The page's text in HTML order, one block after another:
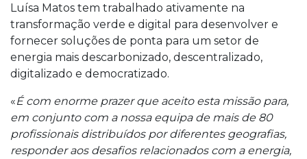
Luísa Matos tem trabalhado ativamente na
transformação verde e digital para desenvolver e
fornecer soluções de ponta para um setor de
energia mais descarbonizado, descentralizado,
digitalizado e democratizado.
«É com enorme prazer que aceito esta missão para,
em conjunto com a nossa equipa de mais de 80
profissionais distribuídos por diferentes geografias,
responder aos desafios relacionados com a energia,